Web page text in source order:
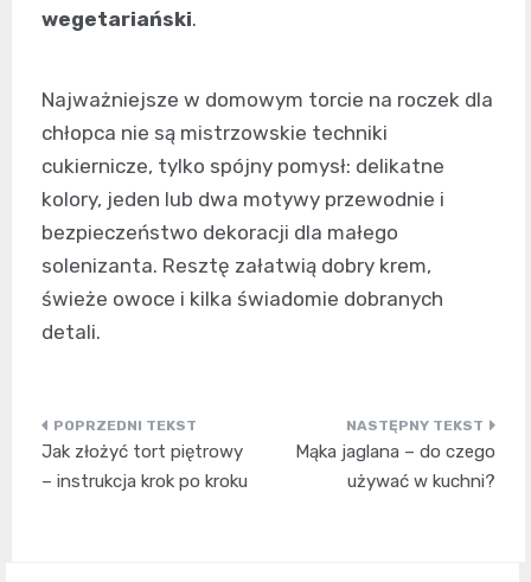
wegetariański.
Najważniejsze w domowym torcie na roczek dla
chłopca nie są mistrzowskie techniki
cukiernicze, tylko spójny pomysł: delikatne
kolory, jeden lub dwa motywy przewodnie i
bezpieczeństwo dekoracji dla małego
solenizanta. Resztę załatwią dobry krem,
świeże owoce i kilka świadomie dobranych
detali.
Nawigacja
wpisu
Jak złożyć tort piętrowy
– instrukcja krok po kroku
Mąka jaglana – do czego
używać w kuchni?